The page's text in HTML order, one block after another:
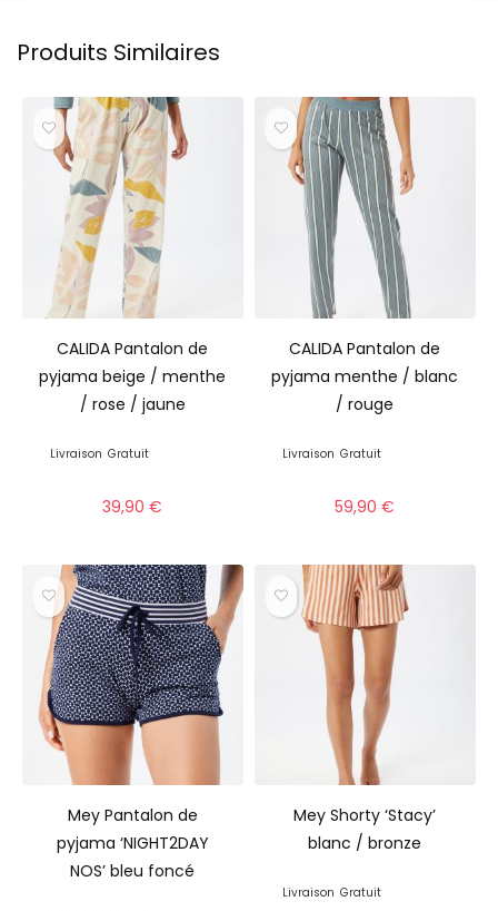
Produits Similaires
CALIDA Pantalon de
pyjama beige / menthe
/ rose / jaune
Livraison Gratuit
39,90€
CALIDA Pantalon de
pyjama menthe / blanc
/ rouge
Livraison Gratuit
59,90€
Mey Pantalon de
pyjama ‘NIGHT2DAY
NOS’ bleu foncé
Mey Shorty ‘Stacy’
blanc / bronze
Livraison Gratuit